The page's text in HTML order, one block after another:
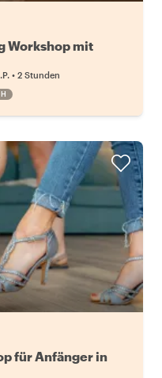
Workshop mit
• 2 Stunden
für Anfänger in